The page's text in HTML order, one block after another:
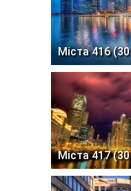
Міста 416
Міста 417